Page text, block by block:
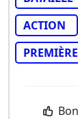
ACTION